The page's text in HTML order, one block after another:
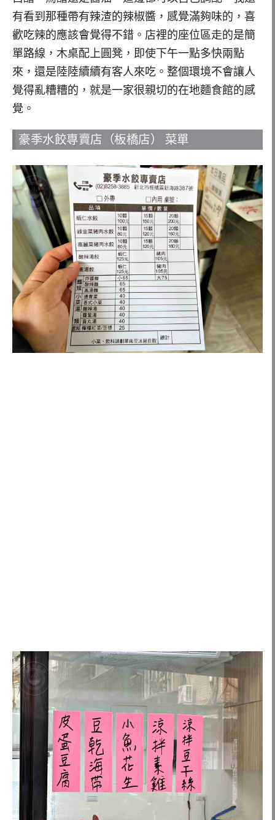
有看到那種帶有辣渣的辣椒醬，感覺滿夠味的，喜
歡吃辣的應該會覺得不錯。店裡的座位區走的是簡
單路線，木桌配上圓凳，即使下午一點多快兩點
來，還是陸陸續續有客人來吃。整個環境不會讓人
覺得亂糟糟的，就是一家很親切的在地麵食館的感
覺。
豪季水餃專賣店（板橋店） 菜單